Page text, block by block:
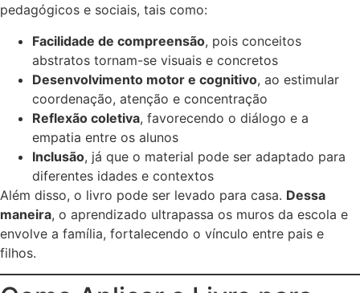
pedagógicos e sociais, tais como:
Facilidade de compreensão, pois conceitos
abstratos tornam-se visuais e concretos
Desenvolvimento motor e cognitivo, ao estimular
coordenação, atenção e concentração
Reflexão coletiva, favorecendo o diálogo e a
empatia entre os alunos
Inclusão, já que o material pode ser adaptado para
diferentes idades e contextos
Além disso, o livro pode ser levado para casa. Dessa
maneira, o aprendizado ultrapassa os muros da escola e
envolve a família, fortalecendo o vínculo entre pais e
filhos.